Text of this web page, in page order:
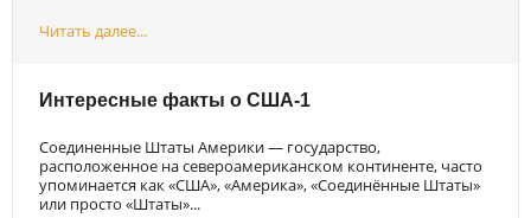
Читать далее...
Интересные факты о США-1
Соединенные Штаты Америки — государство,
расположенное на североамериканском континенте, часто
упоминается как «США», «Америка», «Соединённые Штаты»
или просто «Штаты»...